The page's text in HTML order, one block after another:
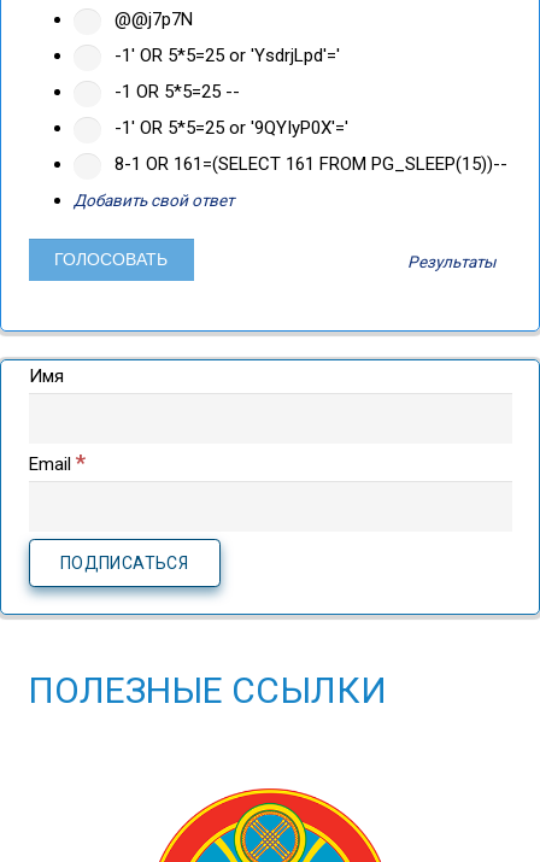
@@j7p7N
-1' OR 5*5=25 or 'YsdrjLpd'='
-1 OR 5*5=25 --
-1' OR 5*5=25 or '9QYIyP0X'='
8-1 OR 161=(SELECT 161 FROM PG_SLEEP(15))--
Добавить свой ответ
Результаты
Имя
Email *
ПОЛЕЗНЫЕ ССЫЛКИ